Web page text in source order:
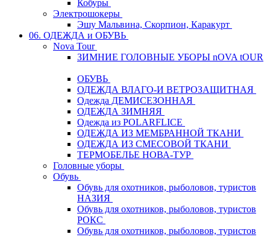
Кобуры
Электрошокеры
Эшу Мальвина, Скорпион, Каракурт
06. ОДЕЖДА и ОБУВЬ
Nova Tour
ЗИМНИЕ ГОЛОВНЫЕ УБОРЫ nOVA tOUR
ОБУВЬ
ОДЕЖДА ВЛАГО-И ВЕТРОЗАЩИТНАЯ
Одежда ДЕМИСЕЗОННАЯ
ОДЕЖДА ЗИМНЯЯ
Одежда из POLARFLICE
ОДЕЖДА ИЗ МЕМБРАННОЙ ТКАНИ
ОДЕЖДА ИЗ СМЕСОВОЙ ТКАНИ
ТЕРМОБЕЛЬЕ НОВА-ТУР
Головные уборы
Обувь
Обувь для охотников, рыболовов, туристов
НАЗИЯ
Обувь для охотников, рыболовов, туристов
РОКС
Обувь для охотников, рыболовов, туристов